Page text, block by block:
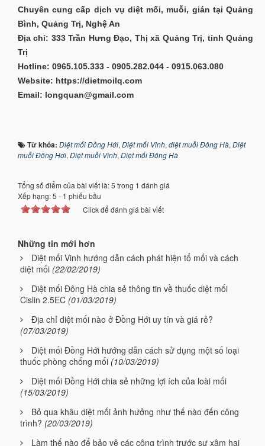
Chuyên cung cấp dịch vụ diệt mối, muỗi, gián tại Quảng
Bình, Quảng Trị, Nghệ An
Địa chỉ: 333 Trần Hưng Đạo, Thị xã Quảng Trị, tỉnh Quảng
Trị
Hotline: 0965.105.333 - 0905.282.044 - 0915.063.080
Website: https://dietmoilq.com
Email: longquan@gmail.com
Từ khóa: Diệt mối Đồng Hới, Diệt mối Vinh, diệt muỗi Đông Hà, Diệt
muỗi Đồng Hơi, Diệt muỗi Vinh, Diệt mối Đông Hà
Tổng số điểm của bài viết là: 5 trong 1 đánh giá
Xếp hạng:5 - 1 phiếu bầu
Click để đánh giá bài viết
Những tin mới hơn
Diệt mối Vinh hướng dẫn cách phát hiện tổ mối và cách
diệt mối (22/02/2019)
Diệt mối Đông Hà chia sẻ thông tin về thuốc diệt mối
Cislin 2.5EC (01/03/2019)
Địa chỉ diệt mối nào ở Đồng Hới uy tín và giá rẻ?
(07/03/2019)
Diệt mối Đồng Hới hướng dẫn cách sử dụng một số loại
thuốc phòng chống mối (10/03/2019)
Diệt mối Đồng Hới chia sẻ những lợi ích của loài mối
(15/03/2019)
Bỏ qua khâu diệt mối ảnh hưởng như thế nào đến công
trình? (20/03/2019)
Làm thế nào để bảo vệ các công trình trước sự xâm hại